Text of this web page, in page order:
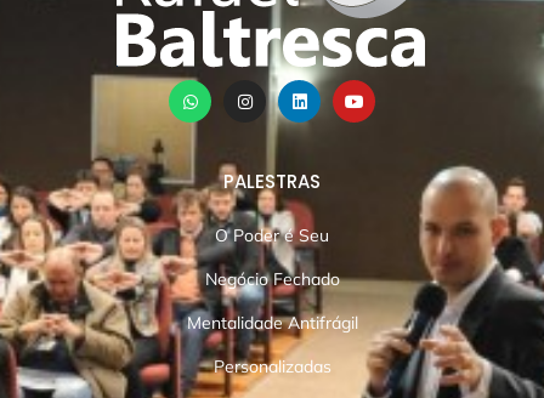
PALESTRAS
O Poder é Seu
Negócio Fechado
Mentalidade Antifrágil
Personalizadas